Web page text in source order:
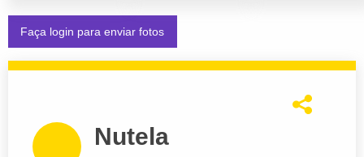
Faça login para enviar fotos
Nutela